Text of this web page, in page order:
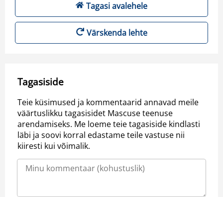
Tagasi avalehele
Värskenda lehte
Tagasiside
Teie küsimused ja kommentaarid annavad meile
väärtuslikku tagasisidet Mascuse teenuse
arendamiseks. Me loeme teie tagasiside kindlasti
läbi ja soovi korral edastame teile vastuse nii
kiiresti kui võimalik.